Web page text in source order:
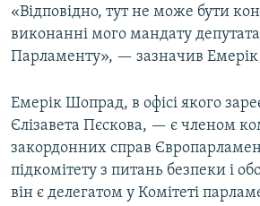
«Відповідно, тут не може бути
виконанні мого мандату
Парламенту», — зазначив
Емерік Шопрад, в офісі якого
Єлізавета Пєскова, — є членом
закордонних справ
підкомітету з питань безпеки і
він є делегатом у Комітеті